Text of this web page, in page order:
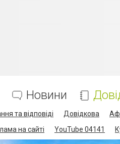
Новини
та відповіді Довідкова
на сайті YouTube 04141